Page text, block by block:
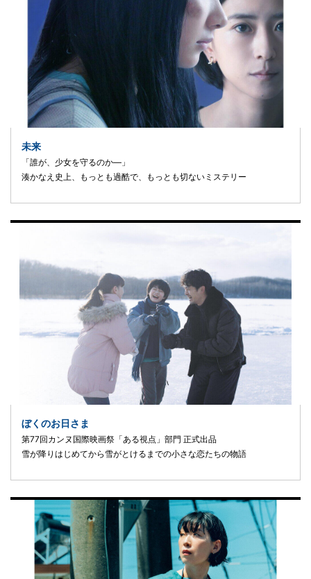
未来
「誰が、少女を守るのか―」
湊かなえ史上、もっとも過酷で、もっとも切ないミステリー
ぼくのお日さま
第77回カンヌ国際映画祭「ある視点」部門 正式出品
雪が降りはじめてから雪がとけるまでの小さな恋たちの物語